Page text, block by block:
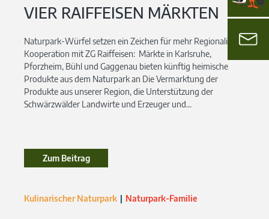
VIER RAIFFEISEN MÄRKTEN
Naturpark-Würfel setzen ein Zeichen für mehr Regionalität
Kooperation mit ZG Raiffeisen: Märkte in Karlsruhe,
Pforzheim, Bühl und Gaggenau bieten künftig heimische
Produkte aus dem Naturpark an Die Vermarktung der
Produkte aus unserer Region, die Unterstützung der
Schwärzwälder Landwirte und Erzeuger und...
Zum Beitrag
Kulinarischer Naturpark Naturpark-Familie